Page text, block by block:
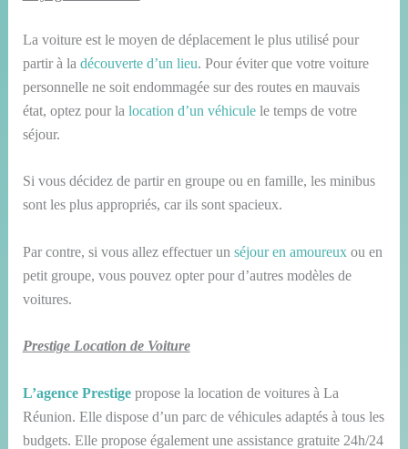
La voiture est le moyen de déplacement le plus utilisé pour
partir à la découverte d’un lieu. Pour éviter que votre voiture
personnelle ne soit endommagée sur des routes en mauvais
état, optez pour la location d’un véhiculele temps de votre
séjour.
Si vous décidez de partir en groupe ou en famille, les minibus
sont les plus appropriés, car ils sont spacieux.
Par contre, si vous allez effectuer un séjour en amoureuxou en
petit groupe, vous pouvez opter pour d’autres modèles de
voitures.
Prestige Location de Voiture
L’agence Prestigepropose la location de voitures à La
Réunion. Elle dispose d’un parc de véhicules adaptés à tous les
budgets. Elle propose également une assistance gratuite 24h/24